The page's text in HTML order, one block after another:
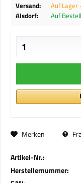
Versand:
Auf Lager
Alsdorf:
Auf
Merken
Artikel-Nr.:
Herstellernummer: